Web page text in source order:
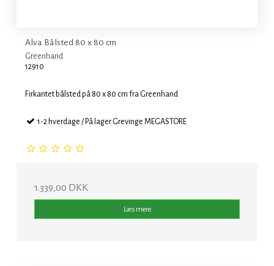
Alva Bålsted 80 x 80 cm
Greenhand
12910
Firkantet bålsted på 80 x 80 cm fra Greenhand
1-2 hverdage / På lager Grevinge MEGASTORE
1.339,00 DKK
Læs mere